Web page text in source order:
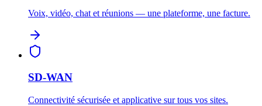
Voix, vidéo, chat et réunions — une plateforme, une facture.
SD-WAN
Connectivité sécurisée et applicative sur tous vos sites.